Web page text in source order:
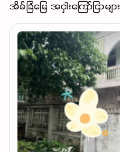
အိမ်ခြံမြေ အငှါးကြော်ငြာများ